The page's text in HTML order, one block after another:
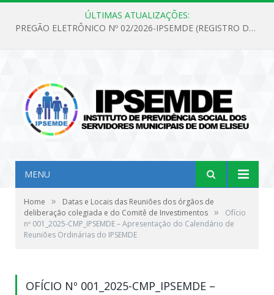
ÚLTIMAS ATUALIZAÇÕES:
PREGÃO ELETRÔNICO Nº 02/2026-IPSEMDE (REGISTRO DE PREÇOS PARA FUTURA E EVENTUAL AQUISIÇÃO DE MATERIAL DE LIMPEZA E GÊNEROS ALIMENTÍCIOS PARA ATENDER AS NECESSIDADES DO INSTITUTO DE PREVIDÊNCIA SOCIAL DOS SERVIDORES MUNICIPAIS DE DOM ELISEU.)
MENU
Home »
Datas e Locais das Reuniões dos órgãos de
deliberação colegiada e do Comitê de Investimentos »
Ofício
nº 001_2025-CMP_IPSEMDE – Apresentação do Calendário de
Reuniões Ordinárias do IPSEMDE
OFÍCIO Nº 001_2025-CMP_IPSEMDE –